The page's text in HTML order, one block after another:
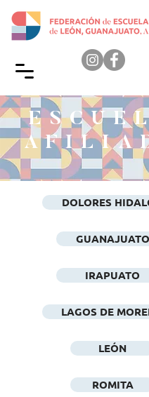
DOLORES
GUANAJUATO
IRAPUATO
LAGOS DE
LEÓN
ROMITA